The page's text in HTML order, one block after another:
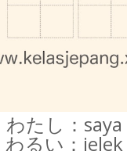
わたし：saya
わるい：jelek